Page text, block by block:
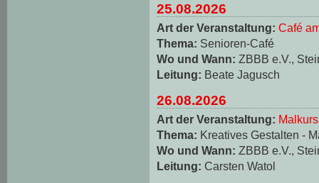
25.08.2026
Art der Veranstaltung: Café
Thema: Senioren-Café
Wo und Wann: ZBBB e.V.,
Leitung: Beate Jagusch
26.08.2026
Art der Veranstaltung: Malkurs
Thema: Kreatives Gestalten -
Wo und Wann: ZBBB e.V.,
Leitung: Carsten Watol